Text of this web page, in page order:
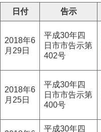
日付
告示
2018年6
月29日
平成30年四
日市市告示第
402号
2018年6
月25日
平成30年四
日市市告示第
400号
平成30年四